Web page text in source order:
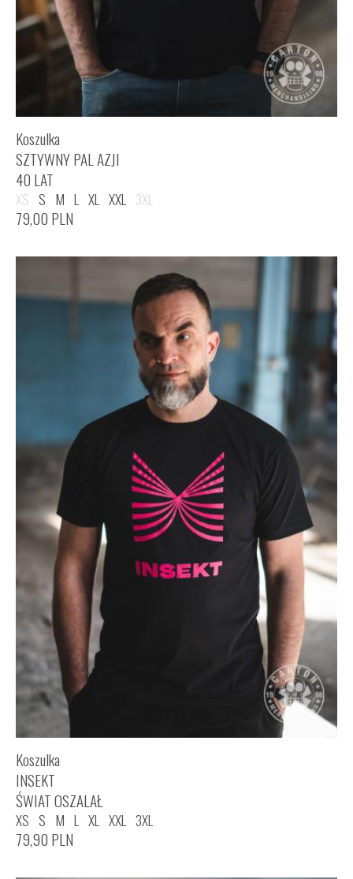
Koszulka
SZTYWNY PAL AZJI
40 LAT
XS S M L XL XXL 3XL
79,00 PLN
Koszulka
INSEKT
ŚWIAT OSZALAŁ
XS S M L XL XXL 3XL
79,90 PLN